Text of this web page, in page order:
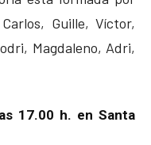
Guille, Víctor,
Magdaleno, Adri,
17.00 h. en Santa